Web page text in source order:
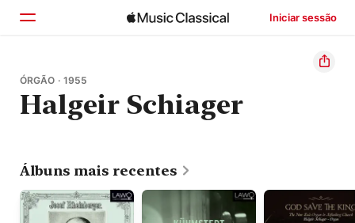
Iniciar sessão
Início
Explorar
ÓRGÃO · 1955
Halgeir Schiager
Álbuns mais recentes